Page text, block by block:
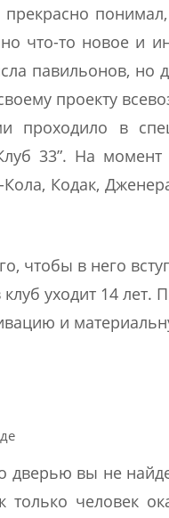
что-то новое и
павильонов, но
проекту
проходило в
33”. На момент
Кодак,
чтобы в него
уходит 14 лет.
и
вы не
человек